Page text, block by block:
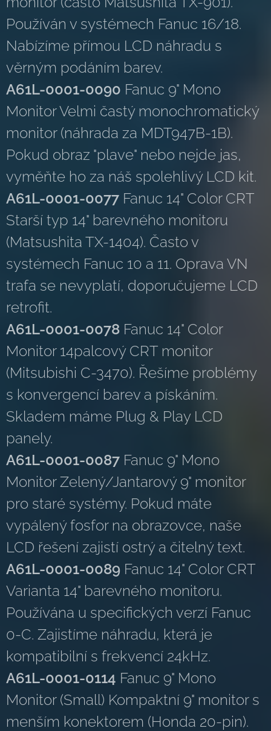
Používán v systémech Fanuc 16/18.
Nabízíme přímou LCD náhradu s
věrným podáním barev.
A61L-0001-0090 Fanuc 9" Mono
Monitor Velmi častý monochromatický
monitor (náhrada za MDT947B-1B).
Pokud obraz "plave" nebo nejde jas,
vyměňte ho za náš spolehlivý LCD kit.
A61L-0001-0077 Fanuc 14" Color CRT
Starší typ 14" barevného monitoru
(Matsushita TX-1404). Často v
systémech Fanuc 10 a 11. Oprava VN
trafa se nevyplatí, doporučujeme LCD
retrofit.
A61L-0001-0078 Fanuc 14" Color
Monitor 14palcový CRT monitor
(Mitsubishi C-3470). Řešíme problémy
s konvergencí barev a pískáním.
Skladem máme Plug & Play LCD
panely.
A61L-0001-0087 Fanuc 9" Mono
Monitor Zelený/Jantarový 9" monitor
pro staré systémy. Pokud máte
vypálený fosfor na obrazovce, naše
LCD řešení zajistí ostrý a čitelný text.
A61L-0001-0089 Fanuc 14" Color CRT
Varianta 14" barevného monitoru.
Používána u specifických verzí Fanuc
0-C. Zajistíme náhradu, která je
kompatibilní s frekvencí 24kHz.
A61L-0001-0114 Fanuc 9" Mono
Monitor (Small) Kompaktní 9" monitor s
menším konektorem (Honda 20-pin).